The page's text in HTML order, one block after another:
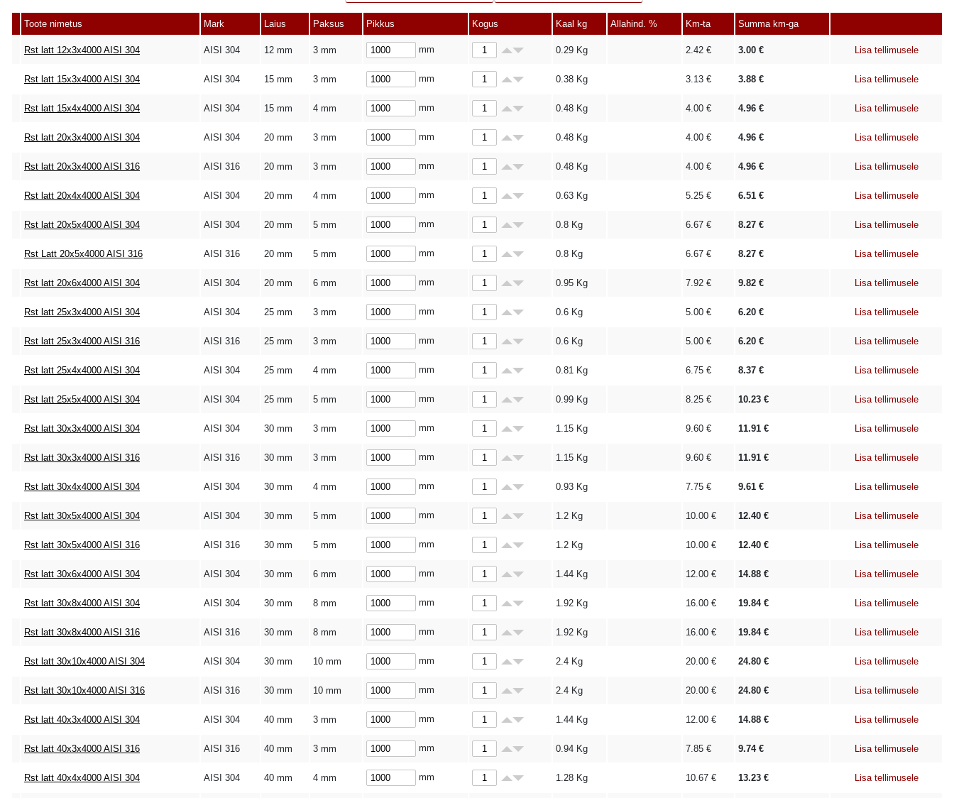
Toote nimetus Mark Laius Paksus Pikkus Kogus Kaal kg Allahind. % Km-ta Summa km-ga
Rst latt 12x3x4000 AISI 304 AISI 304 12 mm 3 mm mm 0.29 Kg 2.42 € 3.00 € Lisa tellimusele
Rst latt 15x3x4000 AISI 304 AISI 304 15 mm 3 mm mm 0.38 Kg 3.13 € 3.88 € Lisa tellimusele
Rst latt 15x4x4000 AISI 304 AISI 304 15 mm 4 mm mm 0.48 Kg 4.00 € 4.96 € Lisa tellimusele
Rst latt 20x3x4000 AISI 304 AISI 304 20 mm 3 mm mm 0.48 Kg 4.00 € 4.96 € Lisa tellimusele
Rst latt 20x3x4000 AISI 316 AISI 316 20 mm 3 mm mm 0.48 Kg 4.00 € 4.96 € Lisa tellimusele
Rst latt 20x4x4000 AISI 304 AISI 304 20 mm 4 mm mm 0.63 Kg 5.25 € 6.51 € Lisa tellimusele
Rst latt 20x5x4000 AISI 304 AISI 304 20 mm 5 mm mm 0.8 Kg 6.67 € 8.27 € Lisa tellimusele
Rst Latt 20x5x4000 AISI 316 AISI 316 20 mm 5 mm mm 0.8 Kg 6.67 € 8.27 € Lisa tellimusele
Rst latt 20x6x4000 AISI 304 AISI 304 20 mm 6 mm mm 0.95 Kg 7.92 € 9.82 € Lisa tellimusele
Rst latt 25x3x4000 AISI 304 AISI 304 25 mm 3 mm mm 0.6 Kg 5.00 € 6.20 € Lisa tellimusele
Rst latt 25x3x4000 AISI 316 AISI 316 25 mm 3 mm mm 0.6 Kg 5.00 € 6.20 € Lisa tellimusele
Rst latt 25x4x4000 AISI 304 AISI 304 25 mm 4 mm mm 0.81 Kg 6.75 € 8.37 € Lisa tellimusele
Rst latt 25x5x4000 AISI 304 AISI 304 25 mm 5 mm mm 0.99 Kg 8.25 € 10.23 € Lisa tellimusele
Rst latt 30x3x4000 AISI 304 AISI 304 30 mm 3 mm mm 1.15 Kg 9.60 € 11.91 € Lisa tellimusele
Rst latt 30x3x4000 AISI 316 AISI 316 30 mm 3 mm mm 1.15 Kg 9.60 € 11.91 € Lisa tellimusele
Rst latt 30x4x4000 AISI 304 AISI 304 30 mm 4 mm mm 0.93 Kg 7.75 € 9.61 € Lisa tellimusele
Rst latt 30x5x4000 AISI 304 AISI 304 30 mm 5 mm mm 1.2 Kg 10.00 € 12.40 € Lisa tellimusele
Rst latt 30x5x4000 AISI 316 AISI 316 30 mm 5 mm mm 1.2 Kg 10.00 € 12.40 € Lisa tellimusele
Rst latt 30x6x4000 AISI 304 AISI 304 30 mm 6 mm mm 1.44 Kg 12.00 € 14.88 € Lisa tellimusele
Rst latt 30x8x4000 AISI 304 AISI 304 30 mm 8 mm mm 1.92 Kg 16.00 € 19.84€ Lisa tellimusele
Rst latt 30x8x4000 AISI 316 AISI 316 30 mm 8 mm mm 1.92 Kg 16.00 € 19.84€ Lisa tellimusele
Rst latt 30x10x4000 AISI 304 AISI 304 30 mm 10 mm mm 2.4 Kg 20.00 € 24.80 € Lisa tellimusele
Rst latt 30x10x4000 AISI 316 AISI 316 30 mm 10 mm mm 2.4 Kg 20.00 € 24.80 € Lisa tellimusele
Rst latt 40x3x4000 AISI 304 AISI 304 40 mm 3 mm mm 1.44 Kg 12.00 € 14.88 € Lisa tellimusele
Rst latt 40x3x4000 AISI 316 AISI 316 40 mm 3 mm mm 0.94 Kg 7.85 € 9.74€ Lisa tellimusele
Rst latt 40x4x4000 AISI 304 AISI 304 40 mm 4 mm mm 1.28 Kg 10.67 € 13.23 € Lisa tellimusele